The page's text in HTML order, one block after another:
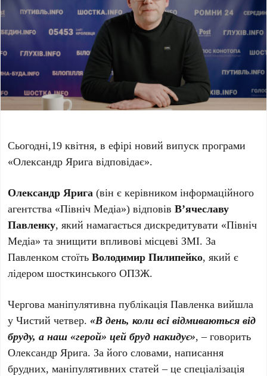
Сьогодні,19 квітня, в ефірі новий випуск програми
«Олександр Ярига відповідає».
Олександр Ярига (він є керівником інформаційного
агентства «Північ Медіа») відповівВ’ячеславу
Павленку, який намагається дискредитувати «Північ
Медіа» та знищити впливові місцеві ЗМІ. За
Павленком стоїтьВолодимир Пилипейко, який є
лідером шосткинського ОПЗЖ.
Чергова маніпулятивна публікація Павленка вийшла
у Чистий четвер.«В день, коли всі відмиваються від
бруду, а наш «герой» цей бруд накидує», – говорить
Олександр Ярига. За його словами, написання
брудних, маніпулятивних статей – це спеціалізація